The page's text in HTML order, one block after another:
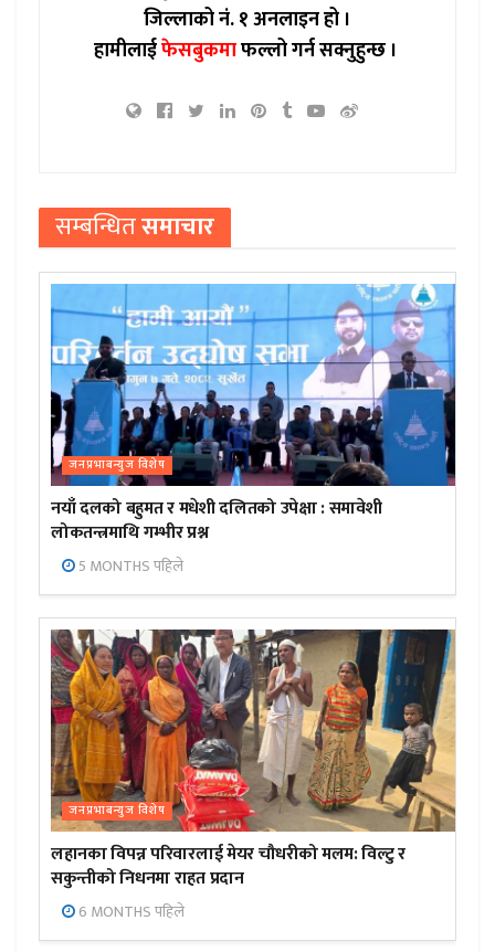
जिल्लाको नं. १ अनलाइन हो ।
हामीलाईफेसबुकमाफल्लो गर्न सक्नुहुन्छ ।
सम्बन्धितसमाचार
जनप्रभाबन्युज विशेष
नयाँ दलको बहुमत र मधेशी दलितको उपेक्षा : समावेशी
लोकतन्त्रमाथि गम्भीर प्रश्न
5 MONTHS पहिले
जनप्रभाबन्युज विशेष
लहानका विपन्न परिवारलाई मेयर चौधरीको मलम: विल्टु र
सकुन्तीको निधनमा राहत प्रदान
6 MONTHS पहिले